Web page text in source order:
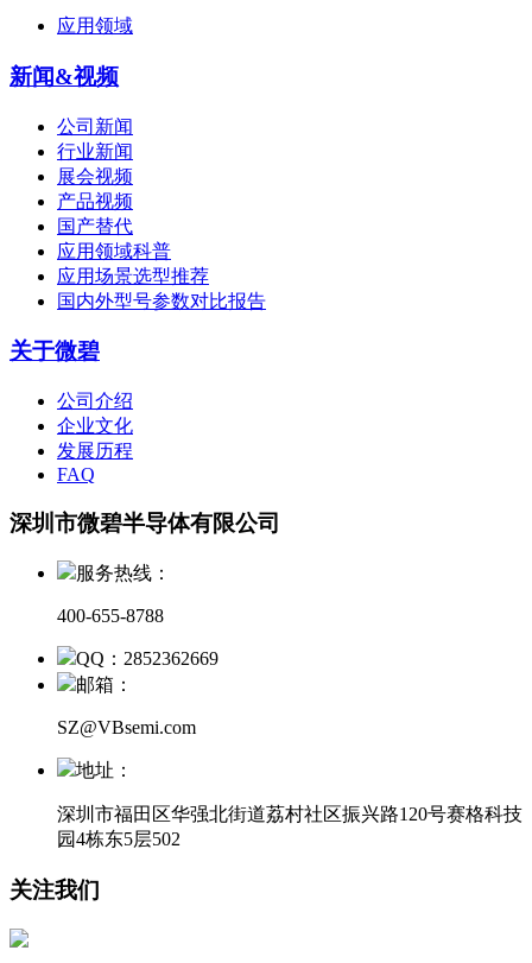
应用领域
新闻&视频
公司新闻
行业新闻
展会视频
产品视频
国产替代
应用领域科普
应用场景选型推荐
国内外型号参数对比报告
关于微碧
公司介绍
企业文化
发展历程
FAQ
深圳市微碧半导体有限公司
服务热线：
400-655-8788
QQ：2852362669
邮箱：
SZ@VBsemi.com
地址：
深圳市福田区华强北街道荔村社区振兴路120号赛格科技
园4栋东5层502
关注我们